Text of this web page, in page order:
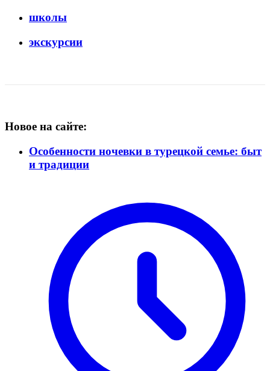
школы
экскурсии
Новое на сайте:
Особенности ночевки в турецкой семье: быт
и традиции